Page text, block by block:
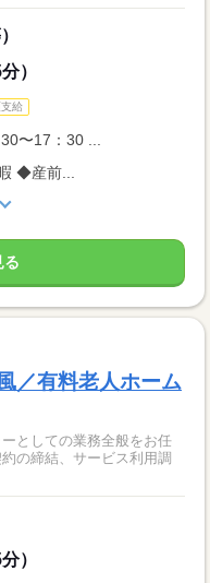
）
給
〜17：30 ...
◆産前...
る
／有料老人ホーム
としての業務全般をお任
の締結、サービス利用調
）